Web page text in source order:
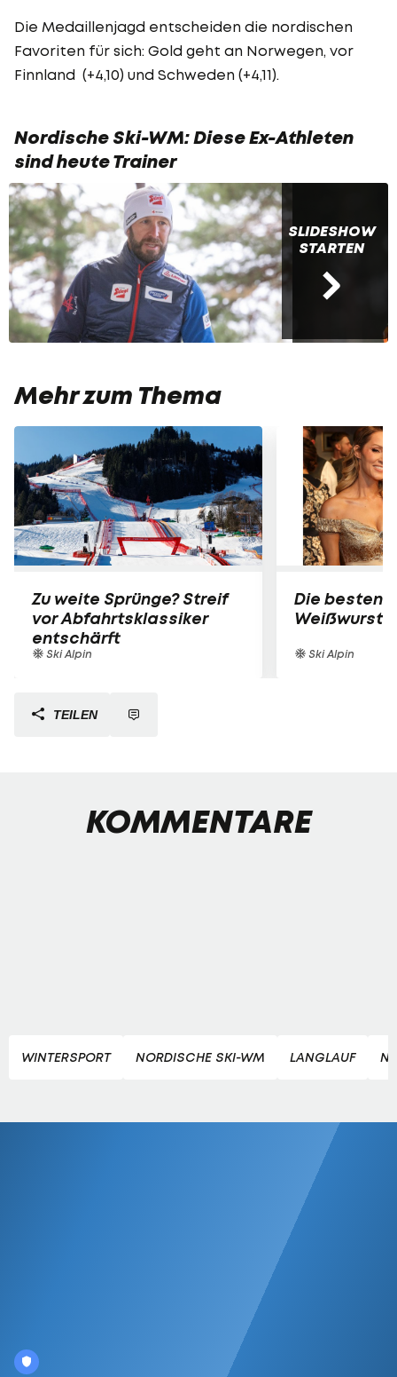
Die Medaillenjagd entscheiden die nordischen
Favoriten für sich: Gold geht an Norwegen, vor
Finnland (+4,10) und Schweden (+4,11).
Nordische Ski-WM: Diese Ex-Athleten
sind heute Trainer
SLIDESHOW
STARTEN
Mehr zum Thema
Zu weite Sprünge? Streif
vor Abfahrtsklassiker
entschärft
Ski Alpin
Die besten
Weißwurst-
Ski Alpin
TEILEN
KOMMENTARE
WINTERSPORT NORDISCHE SKI-WM LANGLAUF